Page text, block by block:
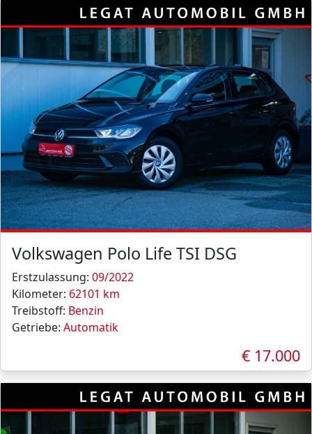
Volkswagen Polo Life TSI DSG
Erstzulassung: 09/2022
Kilometer: 62101 km
Treibstoff: Benzin
Getriebe: Automatik
€ 17.000